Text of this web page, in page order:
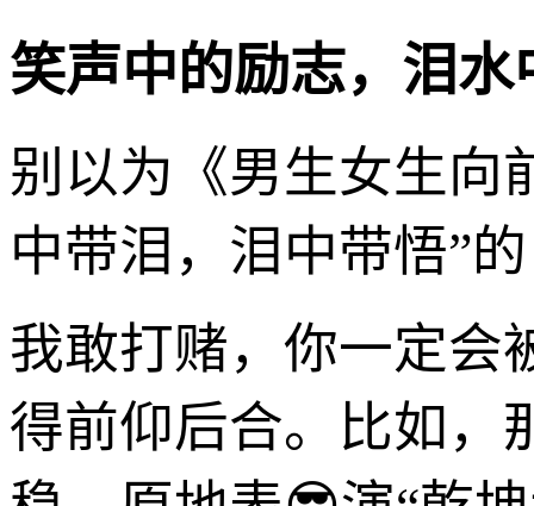
笑声中的励志，泪水
别以为《男生女生向
中带泪，泪中带悟”
我敢打赌，你一定会
得前仰后合。比如，